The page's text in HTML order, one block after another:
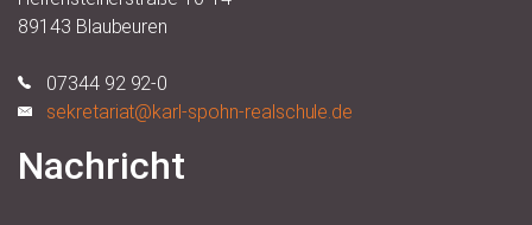
89143 Blaubeuren
07344 92 92-0
sekretariat@karl-spohn-realschule.de
Nachricht